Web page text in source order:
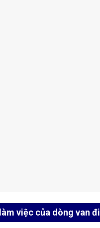
việc của dòng van